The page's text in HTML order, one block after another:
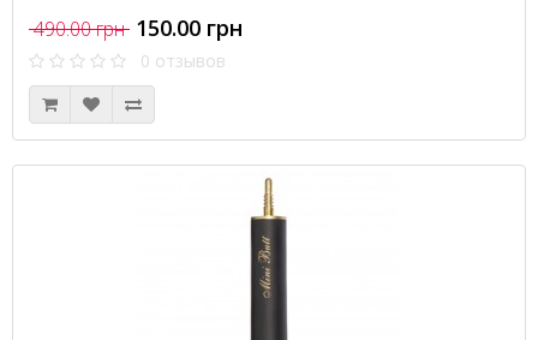
490.00 грн 150.00 грн
0 отзывов